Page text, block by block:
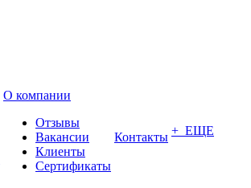
О компании
Отзывы
Вакансии
Клиенты
Сертификаты
Контакты + ЕЩЕ